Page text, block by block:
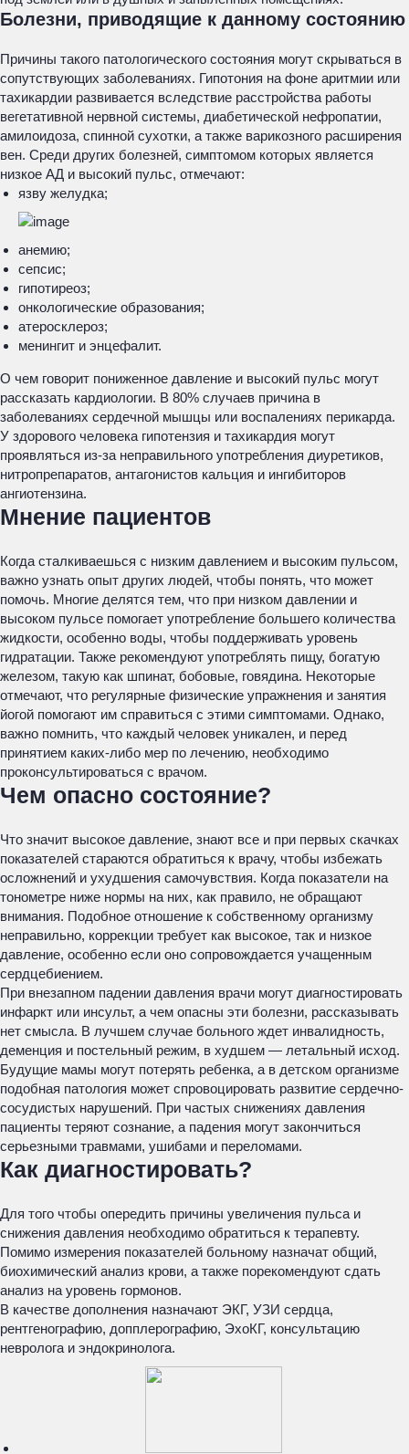
Болезни, приводящие к данному состоянию
Причины такого патологического состояния могут скрываться в
сопутствующих заболеваниях. Гипотония на фоне аритмии или
тахикардии развивается вследствие расстройства работы
вегетативной нервной системы, диабетической нефропатии,
амилоидоза, спинной сухотки, а также варикозного расширения
вен. Среди других болезней, симптомом которых является
низкое АД и высокий пульс, отмечают:
язву желудка;
анемию;
сепсис;
гипотиреоз;
онкологические образования;
атеросклероз;
менингит и энцефалит.
О чем говорит пониженное давление и высокий пульс могут
рассказать кардиологии. В 80% случаев причина в
заболеваниях сердечной мышцы или воспалениях перикарда.
У здорового человека гипотензия и тахикардия могут
проявляться из-за неправильного употребления диуретиков,
нитропрепаратов, антагонистов кальция и ингибиторов
ангиотензина.
Мнение пациентов
Когда сталкиваешься с низким давлением и высоким пульсом,
важно узнать опыт других людей, чтобы понять, что может
помочь. Многие делятся тем, что при низком давлении и
высоком пульсе помогает употребление большего количества
жидкости, особенно воды, чтобы поддерживать уровень
гидратации. Также рекомендуют употреблять пищу, богатую
железом, такую как шпинат, бобовые, говядина. Некоторые
отмечают, что регулярные физические упражнения и занятия
йогой помогают им справиться с этими симптомами. Однако,
важно помнить, что каждый человек уникален, и перед
принятием каких-либо мер по лечению, необходимо
проконсультироваться с врачом.
Чем опасно состояние?
Что значит высокое давление, знают все и при первых скачках
показателей стараются обратиться к врачу, чтобы избежать
осложнений и ухудшения самочувствия. Когда показатели на
тонометре ниже нормы на них, как правило, не обращают
внимания. Подобное отношение к собственному организму
неправильно, коррекции требует как высокое, так и низкое
давление, особенно если оно сопровождается учащенным
сердцебиением.
При внезапном падении давления врачи могут диагностировать
инфаркт или инсульт, а чем опасны эти болезни, рассказывать
нет смысла. В лучшем случае больного ждет инвалидность,
деменция и постельный режим, в худшем — летальный исход.
Будущие мамы могут потерять ребенка, а в детском организме
подобная патология может спровоцировать развитие сердечно-
сосудистых нарушений. При частых снижениях давления
пациенты теряют сознание, а падения могут закончиться
серьезными травмами, ушибами и переломами.
Как диагностировать?
Для того чтобы опередить причины увеличения пульса и
снижения давления необходимо обратиться к терапевту.
Помимо измерения показателей больному назначат общий,
биохимический анализ крови, а также порекомендуют сдать
анализ на уровень гормонов.
В качестве дополнения назначают ЭКГ, УЗИ сердца,
рентгенографию, допплерографию, ЭхоКГ, консультацию
невролога и эндокринолога.